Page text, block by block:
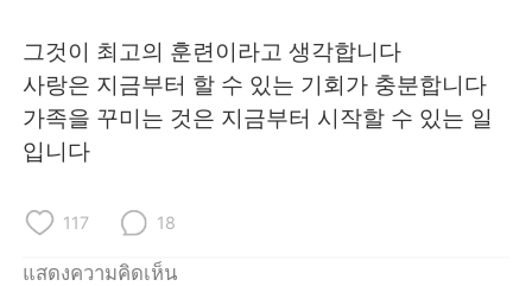
العربية Français
Deutsch
Indonesia
그것이 최고의 훈련이라고 생각합니다
사랑은 지금부터 할 수 있는 기회가 충분합니다
가족을 꾸미는 것은 지금부터 시작할 수 있는 일
입니다
117 18
แสดงความคิดเห็น